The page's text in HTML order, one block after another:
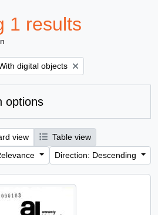
1 results
filter:
digital objects
options
view
Table view
Direction: Descending